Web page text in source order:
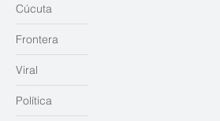
Cúcuta
Frontera
Viral
Política